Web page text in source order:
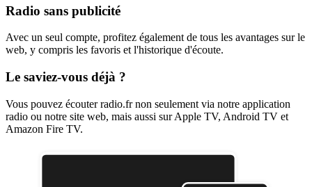
Radio sans publicité
Avec un seul compte, profitez également de tous les avantages sur le
web, y compris les favoris et l'historique d'écoute.
Le saviez-vous déjà ?
Vous pouvez écouter radio.fr non seulement via notre application
radio ou notre site web, mais aussi sur Apple TV, Android TV et
Amazon Fire TV.